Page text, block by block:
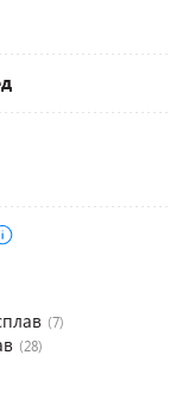
(7)
(28)